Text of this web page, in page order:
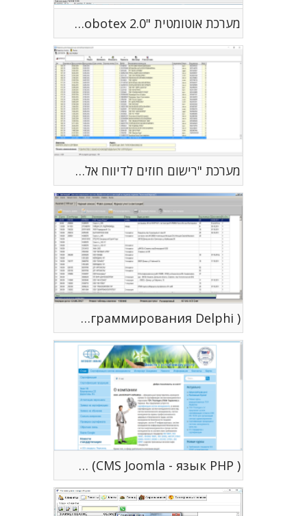
מערכת אוטומטית "Robotex 2.0"
מערכת "רישום חוזים לדיווח אלקטרוני"
NKZVIT - автоматизированная система ( язык программирования Delphi )
Корпоративный сайт представительства TUV Thuringen в Украине (CMS Joomla - язык PHP )